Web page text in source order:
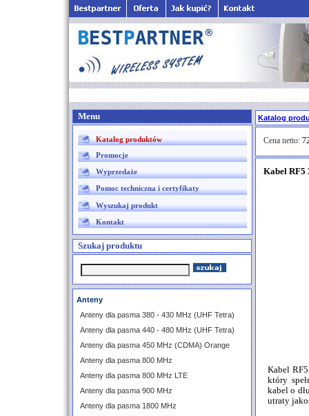
Menu
Katalog produktów
Promocje
Wyprzedaże
Pomoc techniczna i certyfikaty
Wyszukaj produkt
Kontakt
Szukaj produktu
Anteny
Anteny dla pasma 380 - 430 MHz (UHF Tetra)
Anteny dla pasma 440 - 480 MHz (UHF Tetra)
Anteny dla pasma 450 MHz (CDMA) Orange
Anteny dla pasma 800 MHz
Anteny dla pasma 800 MHz LTE
Anteny dla pasma 900 MHz
Anteny dla pasma 1800 MHz
Katalog
Cena netto:
Kabel RF5
Kabel
który
kabel o
utraty